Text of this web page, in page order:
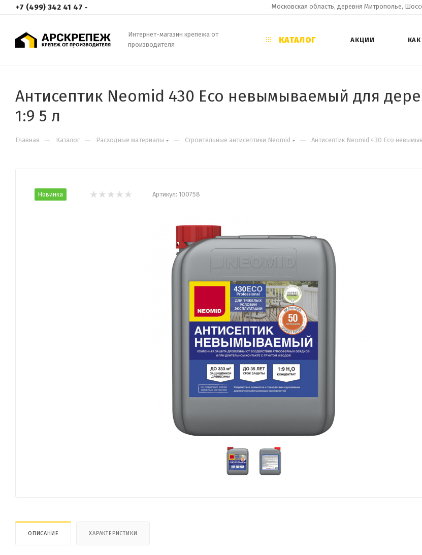
+7 (499) 342 41 47 Московская область, деревня Митрополье,
Интернет-магазин крепежа от
производителя
КАТАЛОГ АКЦИИ
Антисептик Neomid 430 Еco невымываемый для
1:9 5 л
Главная — Каталог — Расходные материалы — Строительные антисептики Neomid — Антисептик Neomid 430 Еco
Новинка Артикул: 100758
ОПИСАНИЕ ХАРАКТЕРИСТИКИ